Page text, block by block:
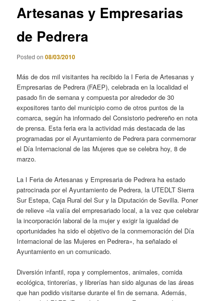
Artesanas y Empresarias
de Pedrera
Posted on08/03/2010
Más de dos mil visitantes ha recibido la I Feria de Artesanas y
Empresarias de Pedrera (FAEP), celebrada en la localidad el
pasado fin de semana y compuesta por alrededor de 30
expositores tanto del municipio como de otros puntos de la
comarca, según ha informado del Consistorio pedrereño en nota
de prensa. Esta feria era la actividad más destacada de las
programadas por el Ayuntamiento de Pedrera para conmemorar
el Día Internacional de las Mujeres que se celebra hoy, 8 de
marzo.
La I Feria de Artesanas y Empresaria de Pedrera ha estado
patrocinada por el Ayuntamiento de Pedrera, la UTEDLT Sierra
Sur Estepa, Caja Rural del Sur y la Diputación de Sevilla. Poner
de relieve «la valía del empresariado local, a la vez que celebrar
la incorporación laboral de la mujer y exigir la igualdad de
oportunidades ha sido el objetivo de la conmemoración del Día
Internacional de las Mujeres en Pedrera», ha señalado el
Ayuntamiento en un comunicado.
Diversión infantil, ropa y complementos, animales, comida
ecológica, tintorerías, y librerías han sido algunas de las áreas
que han podido visitarse durante el fin de semana. Además,